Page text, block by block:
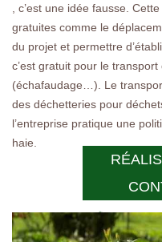
, c’est une idée fausse.
gratuites comme le
du projet et permettre
c’est gratuit pour le
(échafaudage…). Le
des déchetteries pour
l’entreprise pratique une
haie.